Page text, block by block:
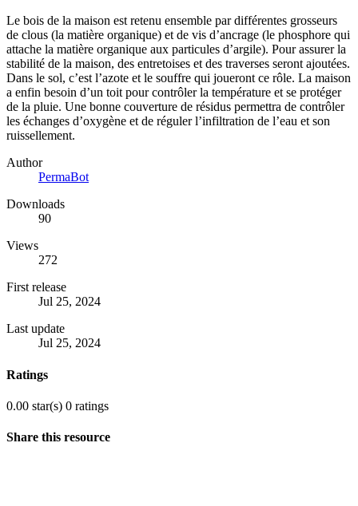
Le bois de la maison est retenu ensemble par différentes grosseurs
de clous (la matière organique) et de vis d’ancrage (le phosphore qui
attache la matière organique aux particules d’argile). Pour assurer la
stabilité de la maison, des entretoises et des traverses seront ajoutées.
Dans le sol, c’est l’azote et le souffre qui joueront ce rôle. La maison
a enfin besoin d’un toit pour contrôler la température et se protéger
de la pluie. Une bonne couverture de résidus permettra de contrôler
les échanges d’oxygène et de réguler l’infiltration de l’eau et son
ruissellement.
Author
PermaBot
Downloads
90
Views
272
First release
Jul 25, 2024
Last update
Jul 25, 2024
Ratings
0.00 star(s) 0 ratings
Share this resource